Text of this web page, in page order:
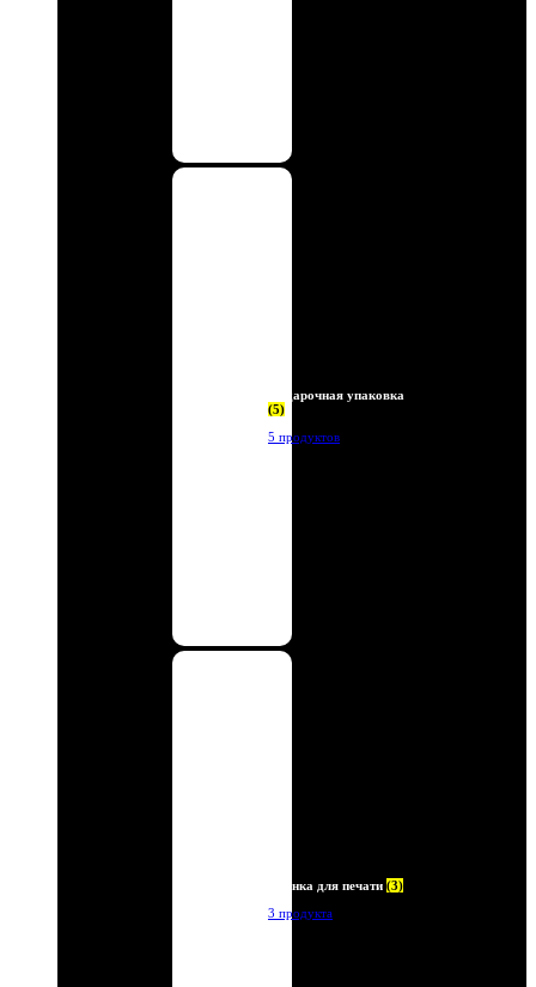
Подарочная упаковка
(5)
5 продуктов
Пленка для печати (3)
3 продукта